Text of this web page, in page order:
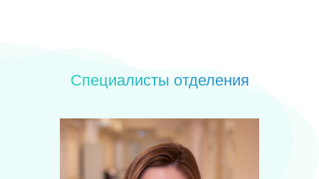
Специалисты отделения